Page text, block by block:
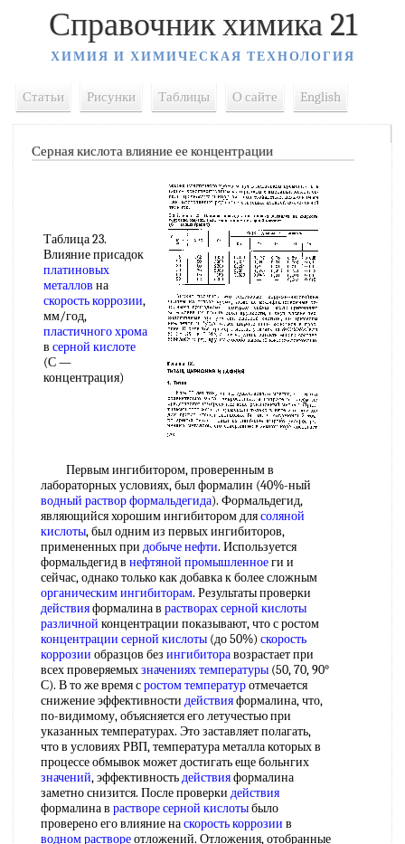
Справочник химика 21
ХИМИЯ И ХИМИЧЕСКАЯ ТЕХНОЛОГИЯ
Статьи Рисунки Таблицы О сайте English
Серная кислота влияние ее концентрации
Таблица 23.
Влияние присадок
платиновых
металлов на
скорость коррозии,
мм/год,
пластичного хрома
в серной кислоте
(С —
концентрация)
Первым ингибитором, проверенным в
лабораторных условиях, был формалин (40%-ный
водный раствор формальдегида). Формальдегид,
являющийся хорошим ингибитором длясоляной
кислоты, был одним из первых ингибиторов,
примененных при добыче нефти. Используется
формальдегид в нефтяной промышленноеги и
сейчас, однако только как добавка к более сложным
органическим ингибиторам. Результаты проверки
действияформалина в растворах серной кислоты
различной концентрации показывают, что с ростом
концентрации серной кислоты (до 50%) скорость
коррозии образцов без ингибиторавозрастает при
всех проверяемыхзначениях температуры (50, 70, 90°
С). В то же время сростом температуротмечается
снижение эффективности действияформалина, что,
по-видимому, объясняется его летучестью при
указанных температурах. Это заставляет полагать,
что в условиях РВП, температура металла которых в
процессе обмывок может достигать еще больнгих
значений, эффективностьдействияформалина
заметно снизится. После проверки действия
формалина в растворе серной кислотыбыло
проверено его влияние наскорость коррозии в
водном раствореотложений. Отложения, отобранные